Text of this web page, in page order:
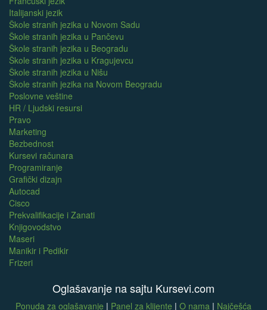
Italijanski jezik
Škole stranih jezika u Novom Sadu
Škole stranih jezika u Pančevu
Škole stranih jezika u Beogradu
Škole stranih jezika u Kragujevcu
Škole stranih jezika u Nišu
Škole stranih jezika na Novom Beogradu
Poslovne veštine
HR / Ljudski resursi
Pravo
Marketing
Bezbednost
Kursevi računara
Programiranje
Grafički dizajn
Autocad
Cisco
Prekvalifikacije i Zanati
Knjigovodstvo
Maseri
Manikir i Pedikir
Frizeri
Oglašavanje na sajtu Kursevi.com
Ponuda za oglašavanje | Panel za klijente | O nama | Najčešća